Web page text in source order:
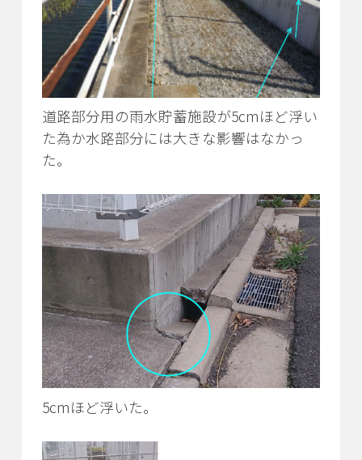
道路部分用の雨水貯蓄施設が5cmほど浮い
た為か水路部分には大きな影響はなかっ
た。
5cmほど浮いた。